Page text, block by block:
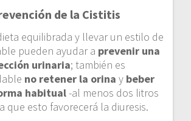
de la Cistitis
equilibrada y llevar un estilo de
pueden ayudar a prevenir una
urinaria; también es
no retener la orina y beber
habitual-al menos dos litros
que esto favorecerá la diuresis.